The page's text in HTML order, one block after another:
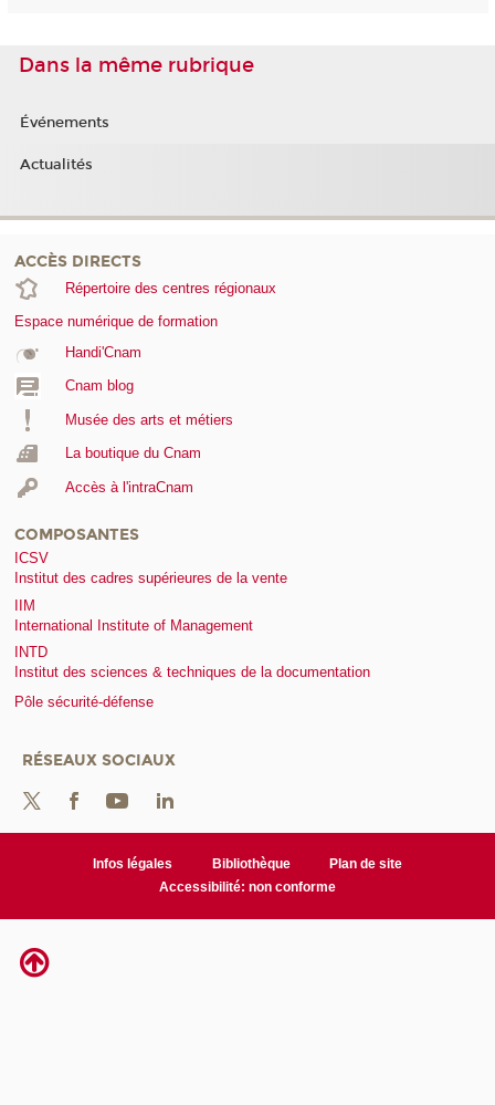
Dans la même rubrique
Événements
Actualités
ACCÈS DIRECTS
Répertoire des centres régionaux
Espace numérique de formation
Handi'Cnam
Cnam blog
Musée des arts et métiers
La boutique du Cnam
Accès à l'intraCnam
COMPOSANTES
ICSV
Institut des cadres supérieures de la vente
IIM
International Institute of Management
INTD
Institut des sciences & techniques de la documentation
Pôle sécurité-défense
RÉSEAUX SOCIAUX
Infos légales Bibliothèque
Plan de site
Accessibilité: non conforme